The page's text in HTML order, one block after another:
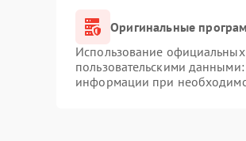
Оригинальные
Использование
пользовательскими
информации при